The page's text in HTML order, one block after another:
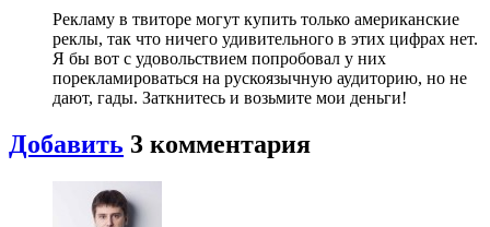
Рекламу в твиторе могут купить только американские
реклы, так что ничего удивительного в этих цифрах нет.
Я бы вот с удовольствием попробовал у них
порекламироваться на рускоязычную аудиторию, но не
дают, гады. Заткнитесь и возьмите мои деньги!
Добавить 3 комментария